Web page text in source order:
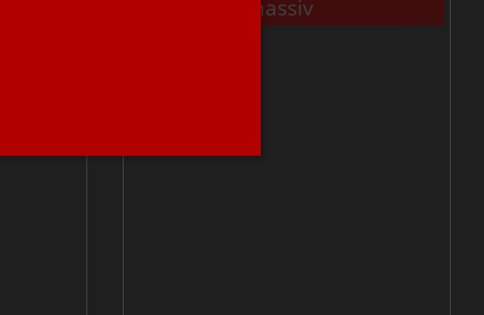
Trittstufen, massiv